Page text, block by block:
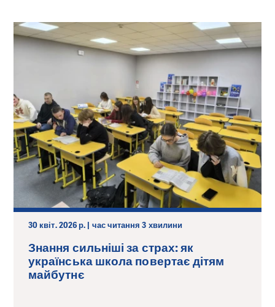
30 квіт. 2026 р. | час читання 3 хвилини
Знання сильніші за страх: як
українська школа повертає дітям
майбутнє